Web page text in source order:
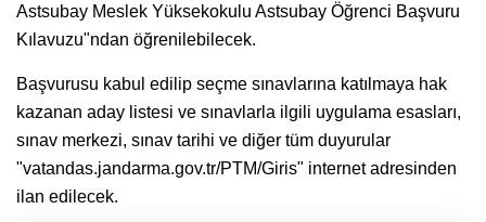
Astsubay Meslek Yüksekokulu Astsubay Öğrenci Başvuru
Kılavuzu"ndan öğrenilebilecek.
Başvurusu kabul edilip seçme sınavlarına katılmaya hak
kazanan aday listesi ve sınavlarla ilgili uygulama esasları,
sınav merkezi, sınav tarihi ve diğer tüm duyurular
"vatandas.jandarma.gov.tr/PTM/Giris" internet adresinden
ilan edilecek.